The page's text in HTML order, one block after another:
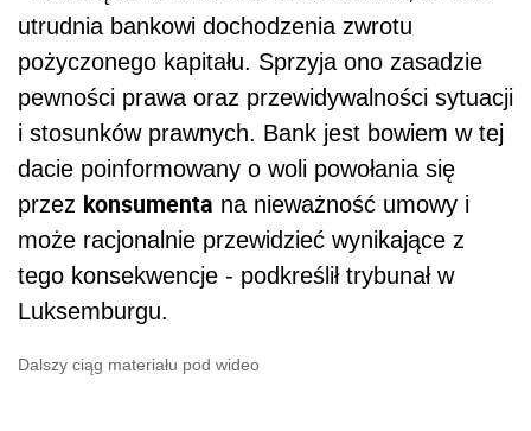
utrudnia bankowi dochodzenia zwrotu
pożyczonego kapitału. Sprzyja ono zasadzie
pewności prawa oraz przewidywalności sytuacji
i stosunków prawnych. Bank jest bowiem w tej
dacie poinformowany o woli powołania się
przez konsumenta na nieważność umowy i
może racjonalnie przewidzieć wynikające z
tego konsekwencje - podkreślił trybunał w
Luksemburgu.
Dalszy ciąg materiału pod wideo